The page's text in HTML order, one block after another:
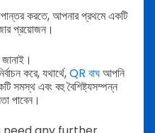
করতে, আপনার প্রথমে একটি
প্রয়োজন।
করে, যথার্থে,QR বাঘআপনি
সমস্থ এবং বহু বৈশিষ্ট্যসম্পন্ন
পাবেন।